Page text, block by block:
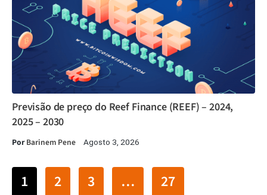
Previsão de preço do Reef Finance (REEF) – 2024,
2025 – 2030
PorBarinem Pene Agosto 3, 2026
1 2 3 …
27